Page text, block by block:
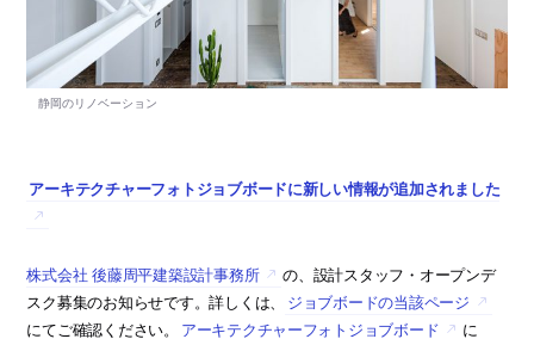
アーキテクチャーフォトジョブボードに新しい情報が追加されました
株式会社 後藤周平建築設計事務所
の、設計スタッフ・オープンデ
スク募集のお知らせです。詳しくは、
ジョブボードの当該ページ
にてご確認ください。
アーキテクチャーフォトジョブボード
に